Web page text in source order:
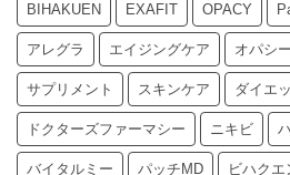
BIHAKUEN EXAFIT OPACY
アレグラ エイジングケア オパシー
サプリメント スキンケア ダイエ
ドクターズファーマシー ニキビ
バイタルミー パッチMD ビハクエ